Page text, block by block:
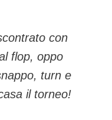
con
flop, oppo
turn e
il torneo!